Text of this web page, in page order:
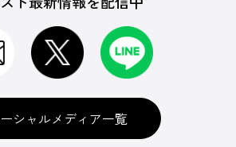
シャルメディア一覧